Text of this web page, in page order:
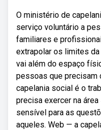
O ministério de
serviço voluntário a
familiares e
extrapolar os limites da
vai além do espaço
pessoas que precisam
capelania social é o
precisa exercer na
sensível para as
aqueles. Web — a